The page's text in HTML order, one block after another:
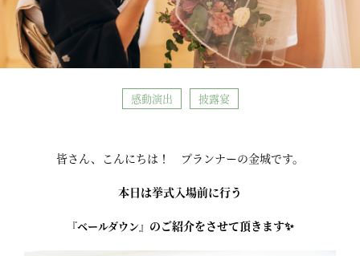
感動演出 披露宴
皆さん、こんにちは！ プランナーの金城です。
本日は挙式入場前に行う
『ベールダウン』 のご紹介をさせて頂きます✨